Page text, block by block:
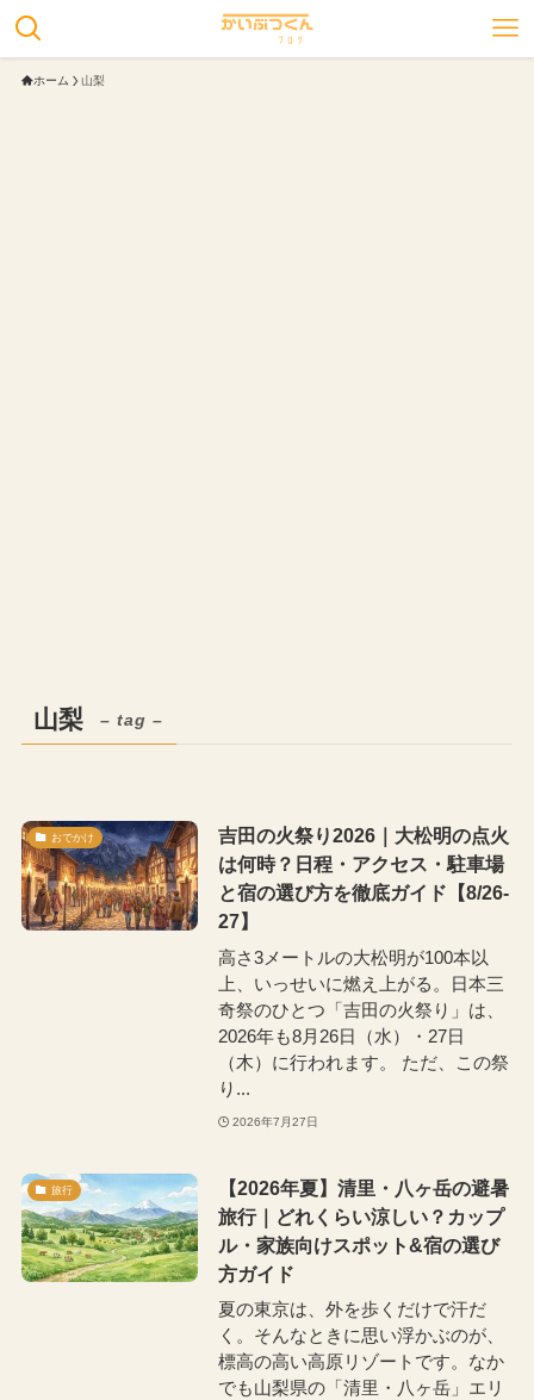
ホーム 山梨
山梨 – tag –
おでかけ
吉田の火祭り2026｜大松明の点火
は何時？日程・アクセス・駐車場
と宿の選び方を徹底ガイド【8/26-
27】
高さ3メートルの大松明が100本以
上、いっせいに燃え上がる。日本三
奇祭のひとつ「吉田の火祭り」は、
2026年も8月26日（水）・27日
（木）に行われます。 ただ、この祭
り...
2026年7月27日
旅行
【2026年夏】清里・八ヶ岳の避暑
旅行｜どれくらい涼しい？カップ
ル・家族向けスポット&宿の選び
方ガイド
夏の東京は、外を歩くだけで汗だ
く。そんなときに思い浮かぶのが、
標高の高い高原リゾートです。なか
でも山梨県の「清里・八ヶ岳」エリ